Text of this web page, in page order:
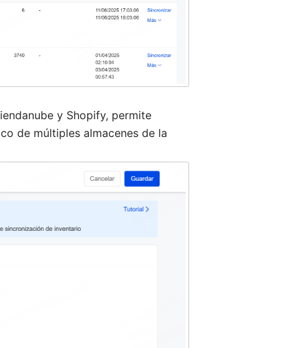
y Shopify, permite
de múltiples almacenes de la